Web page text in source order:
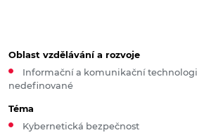
Oblast vzdělávání a rozvoje
Informační a komunikační
nedefinované
Téma
Kybernetická bezpečnost